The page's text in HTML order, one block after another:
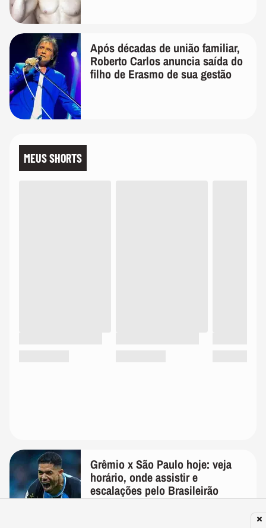
Após décadas de união familiar,
Roberto Carlos anuncia saída do
filho de Erasmo de sua gestão
MEUS SHORTS
Grêmio x São Paulo hoje: veja
horário, onde assistir e
escalações pelo Brasileirão